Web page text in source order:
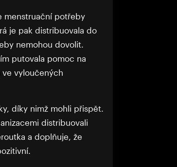
menstruační potřeby
je pak distribuovala do
nemohou dovolit.
putovala pomoc na
vyloučených
díky nimž mohli přispět.
distribuovali
a doplňuje, že